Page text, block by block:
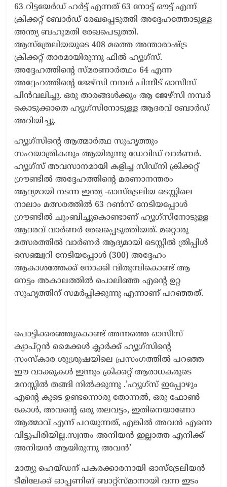
63 റിട്ടയേർഡ് ഹർട്ട് എന്നത് 63 നോട്ട് ഔട്ട് എന്ന്
ക്രിക്കറ്റ് ബോർഡ് രേഖപ്പെടുത്തി അദ്ദേഹത്തോടുള്ള
അന്ത്യ ബഹുമതി രേഖപെടുത്തി.
ആസ്‌ത്രേലിയയുടെ 408 മത്തെ അന്താരാഷ്ട്ര
ക്രിക്കറ്റ് താരമായിരുന്നു ഫിൽ ഹ്യൂഗ്സ്.
അദ്ദേഹത്തിന്റെ സ്മരണാർത്ഥം 64 എന്ന
അദ്ദേഹത്തിന്റെ ജേഴ്സി നമ്പർ പിന്നീട് ഓസീസ്
പിൻവലിച്ചു. ഒരു താരങ്ങൾക്കും ആ ജേഴ്‌സി നമ്പർ
കൊടുക്കാതെ ഹ്യൂഗ്‌സിനോടുള്ള ആദരവ് ബോർഡ്
അറിയിച്ചു.
ഹ്യൂഗ്‌സിന്റെ ആത്മാർത്ഥ സുഹൃത്തും
സഹയാത്രികനും ആയിരുന്നു ഡേവിഡ് വാർണർ.
ഹ്യൂഗ്സ് അവസാനമായി കളിച്ച സിഡ്നി ക്രിക്കറ്റ്
ഗ്രൗണ്ടിൽ അദ്ദേഹത്തിന്റെ മരണാനന്തരം
ആദ്യമായി നടന്ന ഇന്ത്യ -ഓസ്‌ട്രേലിയ ടെസ്റ്റിലെ
നാലാം മത്സരത്തിൽ 63 റൺസ് നേടിയപ്പോൾ
ഗ്രൗണ്ടിൽ ചുംബിച്ചുകൊണ്ടാണ് ഹ്യൂഗ്‌സിനോടുള്ള
ആദരവ് വാർണർ രേഖപ്പെടുത്തിയത്. മറ്റൊരു
മത്സരത്തിൽ വാർണർ ആദ്യമായി ടെസ്റ്റിൽ ത്രിപ്പിൾ
സെഞ്ച്വറി നേടിയപ്പോൾ (300) അദ്ദേഹം
ആകാശത്തേക്ക് നോക്കി വിതുമ്പികൊണ്ട് ആ
നേട്ടം അകാലത്തിൽ പൊലിഞ്ഞ എന്റെ ഉറ്റ
സുഹൃത്തിന് സമർപ്പിക്കുന്നു എന്നാണ് പറഞ്ഞത്.
പൊട്ടിക്കരഞ്ഞുകൊണ്ട് അന്നത്തെ ഓസീസ്
ക്യാപ്റ്റൻ മൈക്കൾ ക്ലാർക്ക് ഹ്യൂഗ്‌സിന്റെ
സംസ്കാര ശുശ്രുഷയിലെ പ്രസംഗത്തിൽ പറഞ്ഞ
ഈ വാക്കുകൾ ഇന്നും ക്രിക്കറ്റ് ആരാധകരുടെ
മനസ്സിൽ തങ്ങി നിൽക്കുന്നു .’ഹ്യുഗ്‌സ് ഇപ്പോഴും
എന്റെ കൂടെ ഉണ്ടന്നൊരു തോന്നൽ, ഒരു ഫോൺ
കോൾ, അവന്റെ ഒരു തലവട്ടം, ഇതിനെയാണോ
ആത്മാവ് എന്ന് പറയുന്നത്, എങ്കിൽ അവൻ എന്നെ
വിട്ടുപിരിയില്ല.സ്വന്തം അനിയൻ ഇല്ലാത്ത എനിക്ക്
അനിയൻ ആയിരുന്നു അവൻ’
മാത്യു ഹെയ്ഡന് പകരക്കാരനായി ഓസ്‌ട്രേലിയൻ
ടീമിലേക്ക് ഓപ്പണിങ് ബാറ്റ്സ്മാനായി വന്ന ഇടം